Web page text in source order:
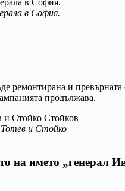
в София.
ремонтирана и
продължава.
и Стойко
на името „генерал